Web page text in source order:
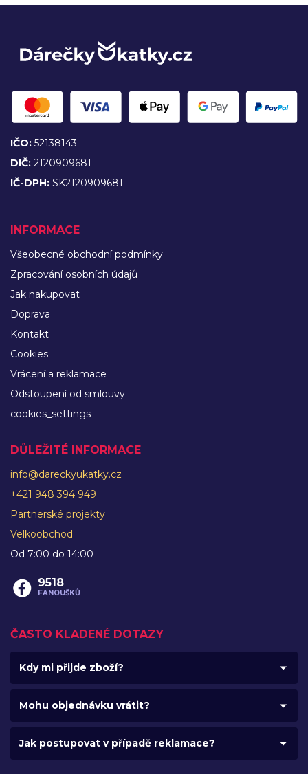
IČO: 52138143
DIČ: 2120909681
IČ-DPH: SK2120909681
INFORMACE
Všeobecné obchodní podmínky
Zpracování osobních údajů
Jak nakupovat
Doprava
Kontakt
Cookies
Vrácení a reklamace
Odstoupení od smlouvy
cookies_settings
DŮLEŽITÉ INFORMACE
info@dareckyukatky.cz
+421 948 394 949
Partnerské projekty
Velkoobchod
Od 7:00 do 14:00
9518
FANOUŠKŮ
ČASTO KLADENÉ DOTAZY
Kdy mi přijde zboží?
Mohu objednávku vrátit?
Jak postupovat v případě reklamace?